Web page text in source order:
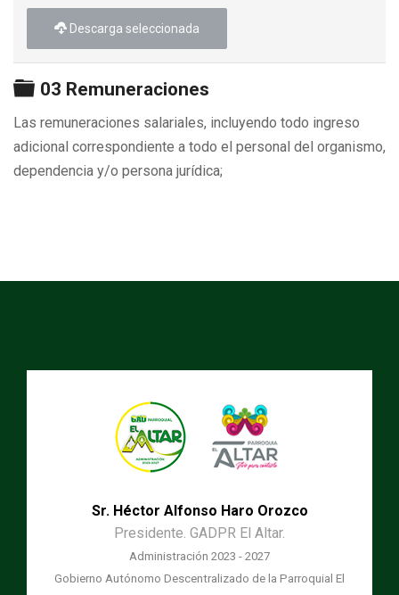
Descarga seleccionada
Carpeta
03 Remuneraciones
Las remuneraciones salariales, incluyendo todo ingreso
adicional correspondiente a todo el personal del organismo,
dependencia y/o persona jurídica;
Sr. Héctor Alfonso Haro Orozco
Presidente. GADPR El Altar.
Administración 2023 - 2027
Gobierno Autónomo Descentralizado de la Parroquial El